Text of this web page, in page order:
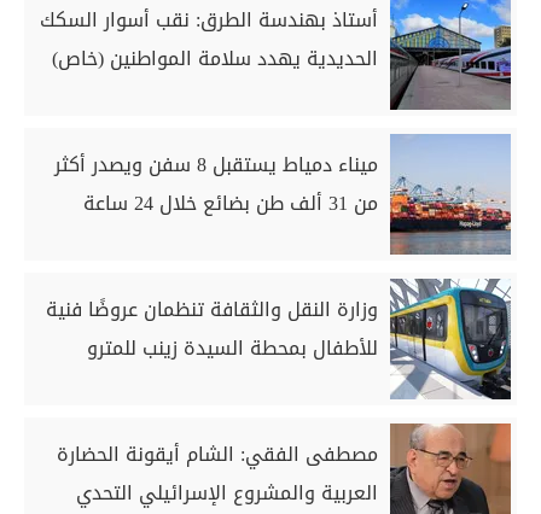
أستاذ بهندسة الطرق: نقب أسوار السكك
الحديدية يهدد سلامة المواطنين (خاص)
ميناء دمياط يستقبل 8 سفن ويصدر أكثر
من 31 ألف طن بضائع خلال 24 ساعة
وزارة النقل والثقافة تنظمان عروضًا فنية
للأطفال بمحطة السيدة زينب للمترو
مصطفى الفقي: الشام أيقونة الحضارة
العربية والمشروع الإسرائيلي التحدي